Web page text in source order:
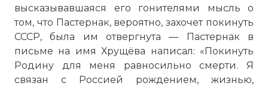
высказывавшаяся его гонителями мысль о
том, что Пастернак, вероятно, захочет покинуть
СССР, была им отвергнута — Пастернак в
письме на имя Хрущёва написал: «Покинуть
Родину для меня равносильно смерти. Я
связан с Россией рождением, жизнью,